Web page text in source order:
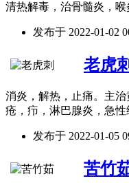
清热解毒，治骨髓炎，喉
发布于 2022-01-02
老虎
消炎，解热，止痛。主治
疮，疖，淋巴腺炎，急性
发布于 2022-01-05
苦竹